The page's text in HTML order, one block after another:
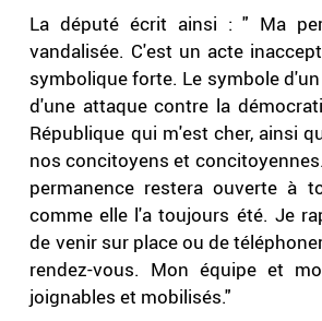
La député écrit ainsi : " Ma
vandalisée. C'est un acte
symbolique forte. Le symbole
d'une attaque contre la
République qui m'est cher, ainsi
nos concitoyens et
permanence restera ouverte à
comme elle l'a toujours été. Je
de venir sur place ou de
rendez-vous. Mon équipe et
joignables et mobilisés."